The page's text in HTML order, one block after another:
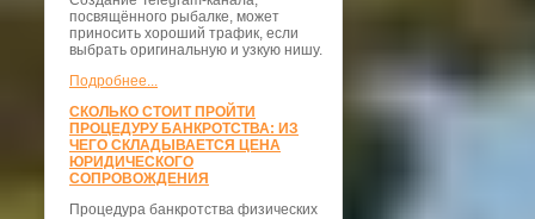
посвящённого рыбалке, может
приносить хороший трафик, если
выбрать оригинальную и узкую нишу.
Подробнее...
СКОЛЬКО СТОИТ ПРОЙТИ
ПРОЦЕДУРУ БАНКРОТСТВА: ИЗ
ЧЕГО СКЛАДЫВАЕТСЯ ЦЕНА
ЮРИДИЧЕСКОГО
СОПРОВОЖДЕНИЯ
Процедура банкротства физических